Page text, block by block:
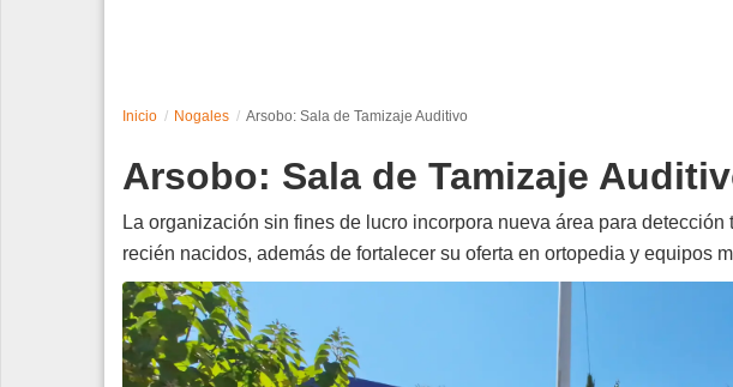
Edición Impresa
Inicio Nogales Arsobo: Sala de Tamizaje Auditivo
Arsobo: Sala de Tamizaje
La organización sin fines de lucro incorpora nueva área para
recién nacidos, además de fortalecer su oferta en ortopedia y equipos